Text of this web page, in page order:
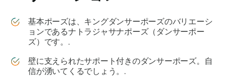
基本ポーズは、キングダンサーポーズのバリエーシ
ョンであるナトラジャサナポーズ（ダンサーポー
ズ）です。.
壁に支えられたサポート付きのダンサーポーズ。自
信が湧いてくるでしょう。.